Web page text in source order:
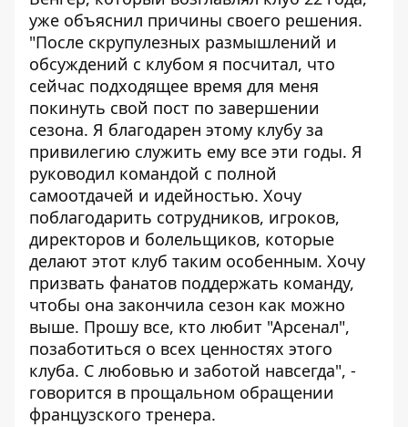
уже объяснил причины своего решения.
"После скрупулезных размышлений и
обсуждений с клубом я посчитал, что
сейчас подходящее время для меня
покинуть свой пост по завершении
сезона. Я благодарен этому клубу за
привилегию служить ему все эти годы. Я
руководил командой с полной
самоотдачей и идейностью. Хочу
поблагодарить сотрудников, игроков,
директоров и болельщиков, которые
делают этот клуб таким особенным. Хочу
призвать фанатов поддержать команду,
чтобы она закончила сезон как можно
выше. Прошу все, кто любит "Арсенал",
позаботиться о всех ценностях этого
клуба. С любовью и заботой навсегда", -
говорится в прощальном обращении
французского тренера.